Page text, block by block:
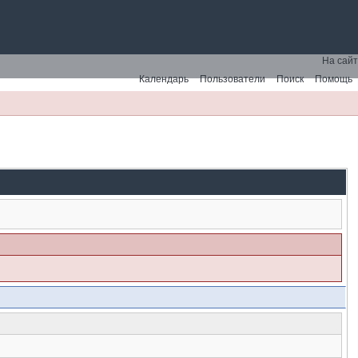
На сайт
Помощь
Поиск
Пользователи
Календарь